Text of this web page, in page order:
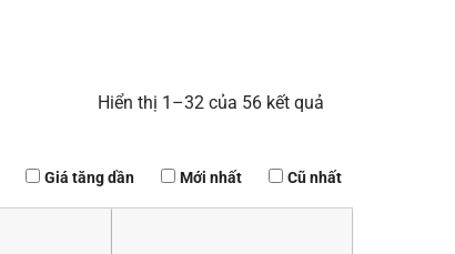
Hiển thị 1–32 của 56 kết quả
Giá tăng dần Mới nhất Cũ nhất